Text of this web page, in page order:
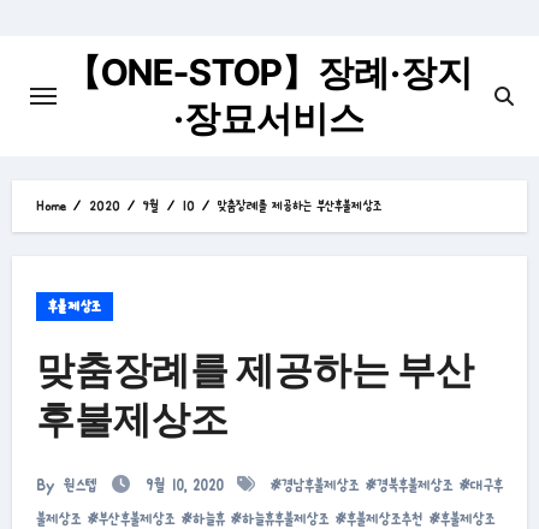
【ONE-STOP】장례·장지
·장묘서비스
Home 2020 9월 10 맞춤장례를 제공하는 부산후불제상조
후불제상조
맞춤장례를 제공하는 부산
후불제상조
By 원스텝 9월 10, 2020 #경남후불제상조 #경북후불제상조 #대구후
불제상조#부산후불제상조#하늘휴#하늘휴후불제상조#후불제상조추천 #후불제상조